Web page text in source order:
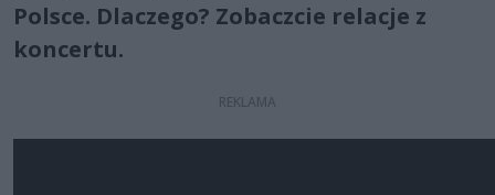
Polsce. Dlaczego? Zobaczcie relacje z
koncertu.